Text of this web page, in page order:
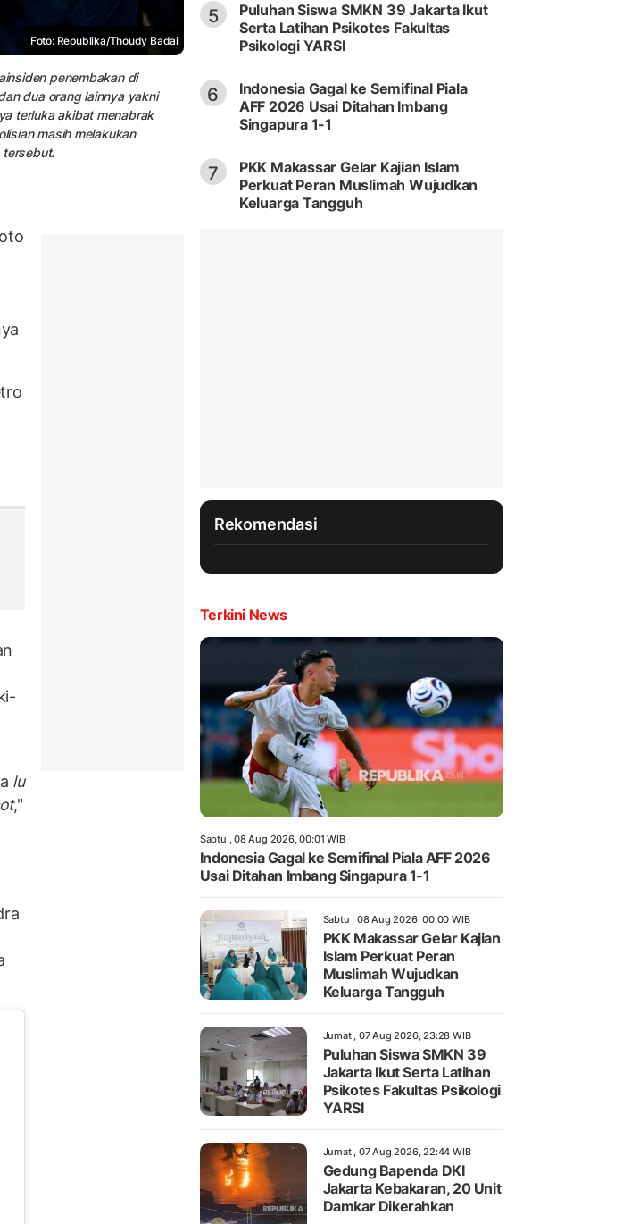
Foto: Republika/Thoudy Badai
penembakan di
dua orang lainnya yakni
terluka akibat menabrak
masih melakukan
lu
,"
5
Puluhan Siswa SMKN 39 Jakarta Ikut
Serta Latihan Psikotes Fakultas
Psikologi YARSI
6
Indonesia Gagal ke Semifinal Piala
AFF 2026 Usai Ditahan Imbang
Singapura 1-1
7
PKK Makassar Gelar Kajian Islam
Perkuat Peran Muslimah Wujudkan
Keluarga Tangguh
Rekomendasi
Terkini News
Sabtu , 08 Aug 2026, 00:01 WIB
Indonesia Gagal ke Semifinal Piala AFF 2026
Usai Ditahan Imbang Singapura 1-1
Sabtu , 08 Aug 2026, 00:00 WIB
PKK Makassar Gelar Kajian
Islam Perkuat Peran
Muslimah Wujudkan
Keluarga Tangguh
Jumat , 07 Aug 2026, 23:28 WIB
Puluhan Siswa SMKN 39
Jakarta Ikut Serta Latihan
Psikotes Fakultas Psikologi
YARSI
Jumat , 07 Aug 2026, 22:44 WIB
Gedung Bapenda DKI
Jakarta Kebakaran, 20 Unit
Damkar Dikerahkan